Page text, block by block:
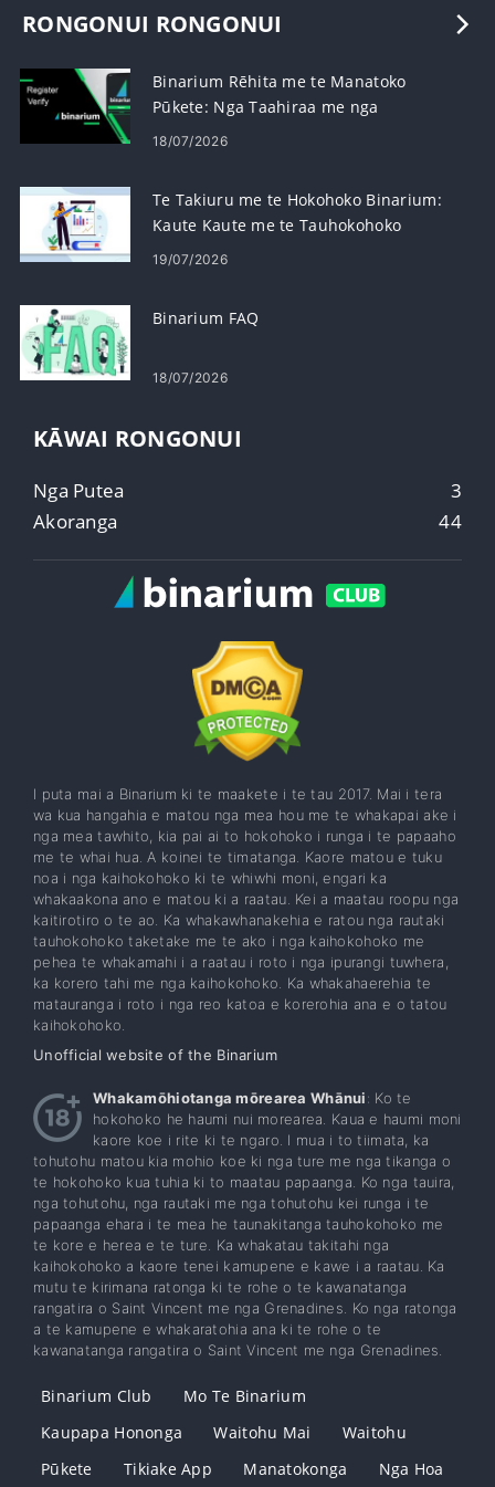
RONGONUI RONGONUI
Binarium Rēhita me te Manatoko
Pūkete: Nga Taahiraa me nga
Whakaritenga
18/07/2026
Te Takiuru me te Hokohoko Binarium:
Kaute Kaute me te Tauhokohoko
Kōwhiringa-rua
19/07/2026
Binarium FAQ
18/07/2026
KĀWAI RONGONUI
Nga Putea
3
Akoranga
44
I puta mai a Binarium ki te maakete i te tau 2017. Mai i tera
wa kua hangahia e matou nga mea hou me te whakapai ake i
nga mea tawhito, kia pai ai to hokohoko i runga i te papaaho
me te whai hua. A koinei te timatanga. Kaore matou e tuku
noa i nga kaihokohoko ki te whiwhi moni, engari ka
whakaakona ano e matou ki a raatau. Kei a maatau roopu nga
kaitirotiro o te ao. Ka whakawhanakehia e ratou nga rautaki
tauhokohoko taketake me te ako i nga kaihokohoko me
pehea te whakamahi i a raatau i roto i nga ipurangi tuwhera,
ka korero tahi me nga kaihokohoko. Ka whakahaerehia te
matauranga i roto i nga reo katoa e korerohia ana e o tatou
kaihokohoko.
Unofficial website of the Binarium
Whakamōhiotanga mōrearea Whānui: Ko te
hokohoko he haumi nui morearea. Kaua e haumi moni
kaore koe i rite ki te ngaro. I mua i to tiimata, ka
tohutohu matou kia mohio koe ki nga ture me nga tikanga o
te hokohoko kua tuhia ki to maatau papaanga. Ko nga tauira,
nga tohutohu, nga rautaki me nga tohutohu kei runga i te
papaanga ehara i te mea he taunakitanga tauhokohoko me
te kore e herea e te ture. Ka whakatau takitahi nga
kaihokohoko a kaore tenei kamupene e kawe i a raatau. Ka
mutu te kirimana ratonga ki te rohe o te kawanatanga
rangatira o Saint Vincent me nga Grenadines. Ko nga ratonga
a te kamupene e whakaratohia ana ki te rohe o te
kawanatanga rangatira o Saint Vincent me nga Grenadines.
Binarium Club
Mo Te Binarium
Kaupapa Hononga
Waitohu Mai
Waitohu
Pūkete
Tikiake App Manatokonga Nga Hoa